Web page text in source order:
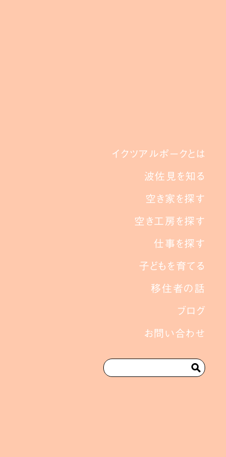
イクツアルポークとは
波佐見を知る
空き家を探す
空き工房を探す
仕事を探す
子どもを育てる
移住者の話
ブログ
お問い合わせ